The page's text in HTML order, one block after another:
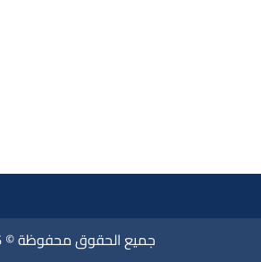
جميع الحقوق محفوظة © 2026.